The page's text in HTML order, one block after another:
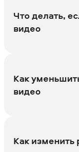
Что делать,
видео
Как
видео
Как